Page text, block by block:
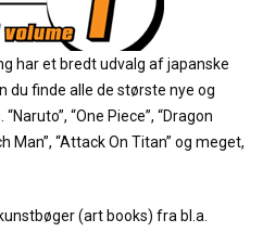
har et bredt udvalg af japanske
du finde alle de største nye og
“One Piece”, “Dragon
Man”, “Attack On Titan” og meget,
(art books) fra bl.a.